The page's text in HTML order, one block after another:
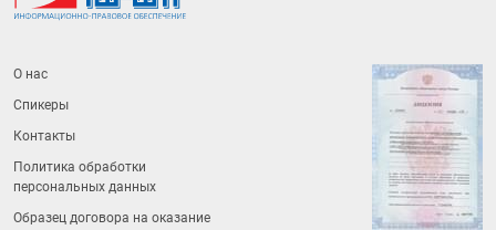
О нас
Спикеры
Контакты
Политика обработки
персональных данных
Образец договора на оказание